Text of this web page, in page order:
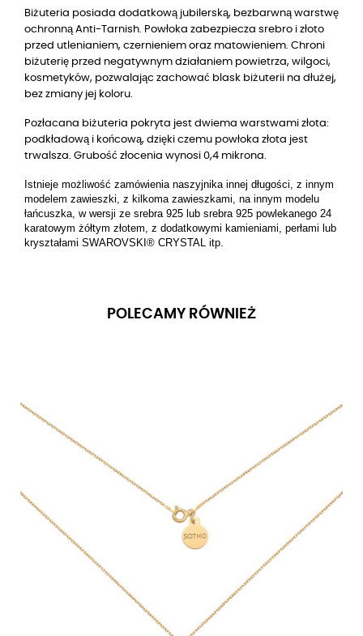
Biżuteria posiada dodatkową jubilerską, bezbarwną warstwę
ochronną Anti-Tarnish. Powłoka zabezpiecza srebro i złoto
przed utlenianiem, czernieniem oraz matowieniem. Chroni
biżuterię przed negatywnym działaniem powietrza, wilgoci,
kosmetyków, pozwalając zachować blask biżuterii na dłużej,
bez zmiany jej koloru.
Pozłacana biżuteria pokryta jest dwiema warstwami złota:
podkładową i końcową, dzięki czemu powłoka złota jest
trwalsza. Grubość złocenia wynosi 0,4 mikrona.
Istnieje możliwość zamówienia naszyjnika innej długości, z innym
modelem zawieszki, z kilkoma zawieszkami, na innym modelu
łańcuszka, w wersji ze srebra 925 lub srebra 925 powlekanego 24
karatowym żółtym złotem, z dodatkowymi kamieniami, perłami lub
kryształami SWAROVSKI® CRYSTAL itp.
POLECAMY RÓWNIEŻ